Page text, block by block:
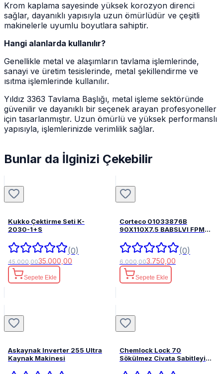
Krom kaplama sayesinde yüksek korozyon direnci
sağlar, dayanıklı yapısıyla uzun ömürlüdür ve çeşitli
makinelerle uyumlu boyutlara sahiptir.
Hangi alanlarda kullanılır?
Genellikle metal ve alaşımların tavlama işlemlerinde,
sanayi ve üretim tesislerinde, metal şekillendirme ve
ısıtma işlemlerinde kullanılır.
Yıldız 3363 Tavlama Başlığı, metal işleme sektöründe
güvenilir ve dayanıklı bir seçenek arayan profesyoneller
için tasarlanmıştır. Uzun ömürlü ve yüksek performanslı
yapısıyla, işlemlerinizde verimlilik sağlar.
Bunlar da İlginizi Çekebilir
Kukko Çektirme Seti K-
2030-1+S
(0)
45.000,0035.000,00
Sepete Ekle
Corteco 01033876B
90X110X7.5 BABSLVI FPM
(0)
6.000,003.750,00
Sepete Ekle
Askaynak Inverter 255 Ultra
Kaynak Makinesi
Chemlock Lock 70
Sökülmez Civata Sabitleyici